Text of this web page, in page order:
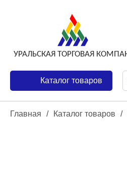
Каталог товаров
Главная / Каталог товаров /